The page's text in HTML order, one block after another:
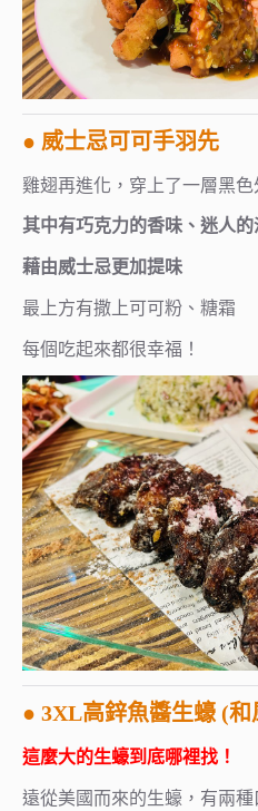
● 威士忌可可手羽先
雞翅再進化，穿上了一層黑色
其中有巧克力的香味、迷人
藉由威士忌更加提味
最上方有撒上可可粉、糖霜
每個吃起來都很幸福！
● 3XL高鋅魚醬生蠔 (和
這麼大的生蠔到底哪裡找！
遠從美國而來的生蠔，有兩